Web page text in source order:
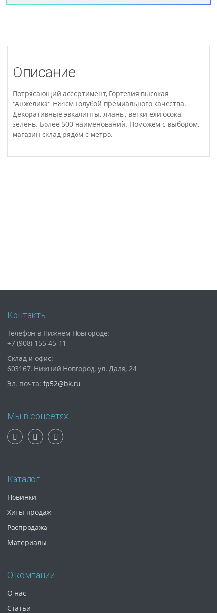
Описание
Потрясающий ассортимент, Гортезия высокая
"Анжелика" Н84см Голубой премиального качества.
Декоративные эвкалипты, лианы, ветки ели,осока,
зелень. Более 500 наименований. Поможем с выбором,
магазин склад рядом с метро.
Контакты
Телефон в Нижнем Новгороде:
+7 (908) 155-45-11
Склад и офис:
603167, Нижний Новгород, ул. Даля, 24
Эл. почта: fp52@bk.ru
Мы в соцсетях
Каталог
Новинки
Хиты продаж
Распродажа
Материалы
О компании
О нас
Статьи